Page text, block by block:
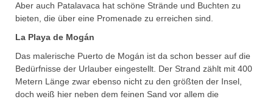
Aber auch Patalavaca hat schöne Strände und Buchten zu
bieten, die über eine Promenade zu erreichen sind.
La Playa de Mogán
Das malerische Puerto de Mogán ist da schon besser auf die
Bedürfnisse der Urlauber eingestellt. Der Strand zählt mit 400
Metern Länge zwar ebenso nicht zu den größten der Insel,
doch weiß hier neben dem feinen Sand vor allem die